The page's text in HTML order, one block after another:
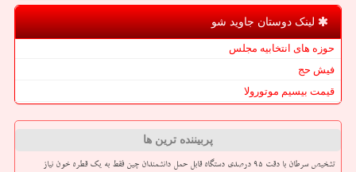
لینک دوستان جاوید شو
حوزه های انتخابیه مجلس
فیش حج
قیمت بیسیم موتورولا
پربیننده ترین ها
تشخیص سرطان با دقت ۹۵ درصدی دستگاه قابل حمل دانشمندان چین فقط به یک قطره خون نیاز